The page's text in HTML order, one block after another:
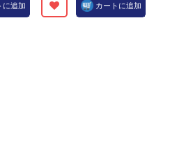
に追加 カートに追加